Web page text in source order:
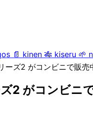
📄 kinen 🎋 kiseru 🌱
ーズ2 がコンビニで販売
2 がコンビニ